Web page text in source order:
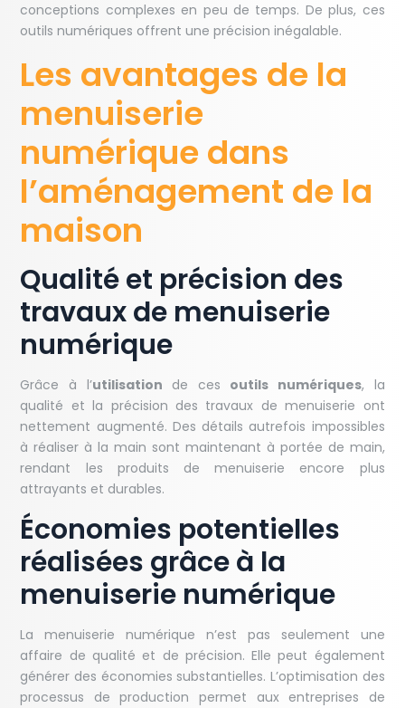
conceptions complexes en peu de temps. De plus, ces
outils numériques offrent une précision inégalable.
Les avantages de la
menuiserie
numérique dans
l’aménagement de la
maison
Qualité et précision des
travaux de menuiserie
numérique
Grâce à l’utilisation de ces outils numériques, la
qualité et la précision des travaux de menuiserie ont
nettement augmenté. Des détails autrefois impossibles
à réaliser à la main sont maintenant à portée de main,
rendant les produits de menuiserie encore plus
attrayants et durables.
Économies potentielles
réalisées grâce à la
menuiserie numérique
La menuiserie numérique n’est pas seulement une
affaire de qualité et de précision. Elle peut également
générer des économies substantielles. L’optimisation des
processus de production permet aux entreprises de